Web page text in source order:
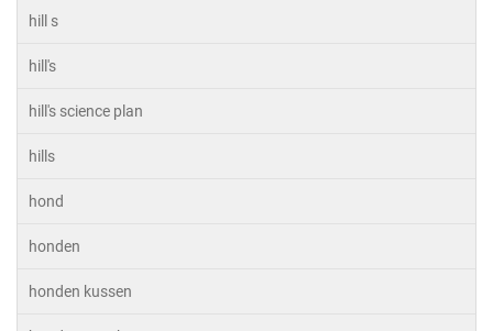
hill s
hill's
hill's science plan
hills
hond
honden
honden kussen